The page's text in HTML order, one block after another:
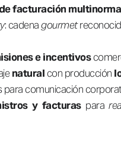
facturación multinorma
: cadenagourmet
e incentivos
naturalcon producción
comunicación
y facturaspara